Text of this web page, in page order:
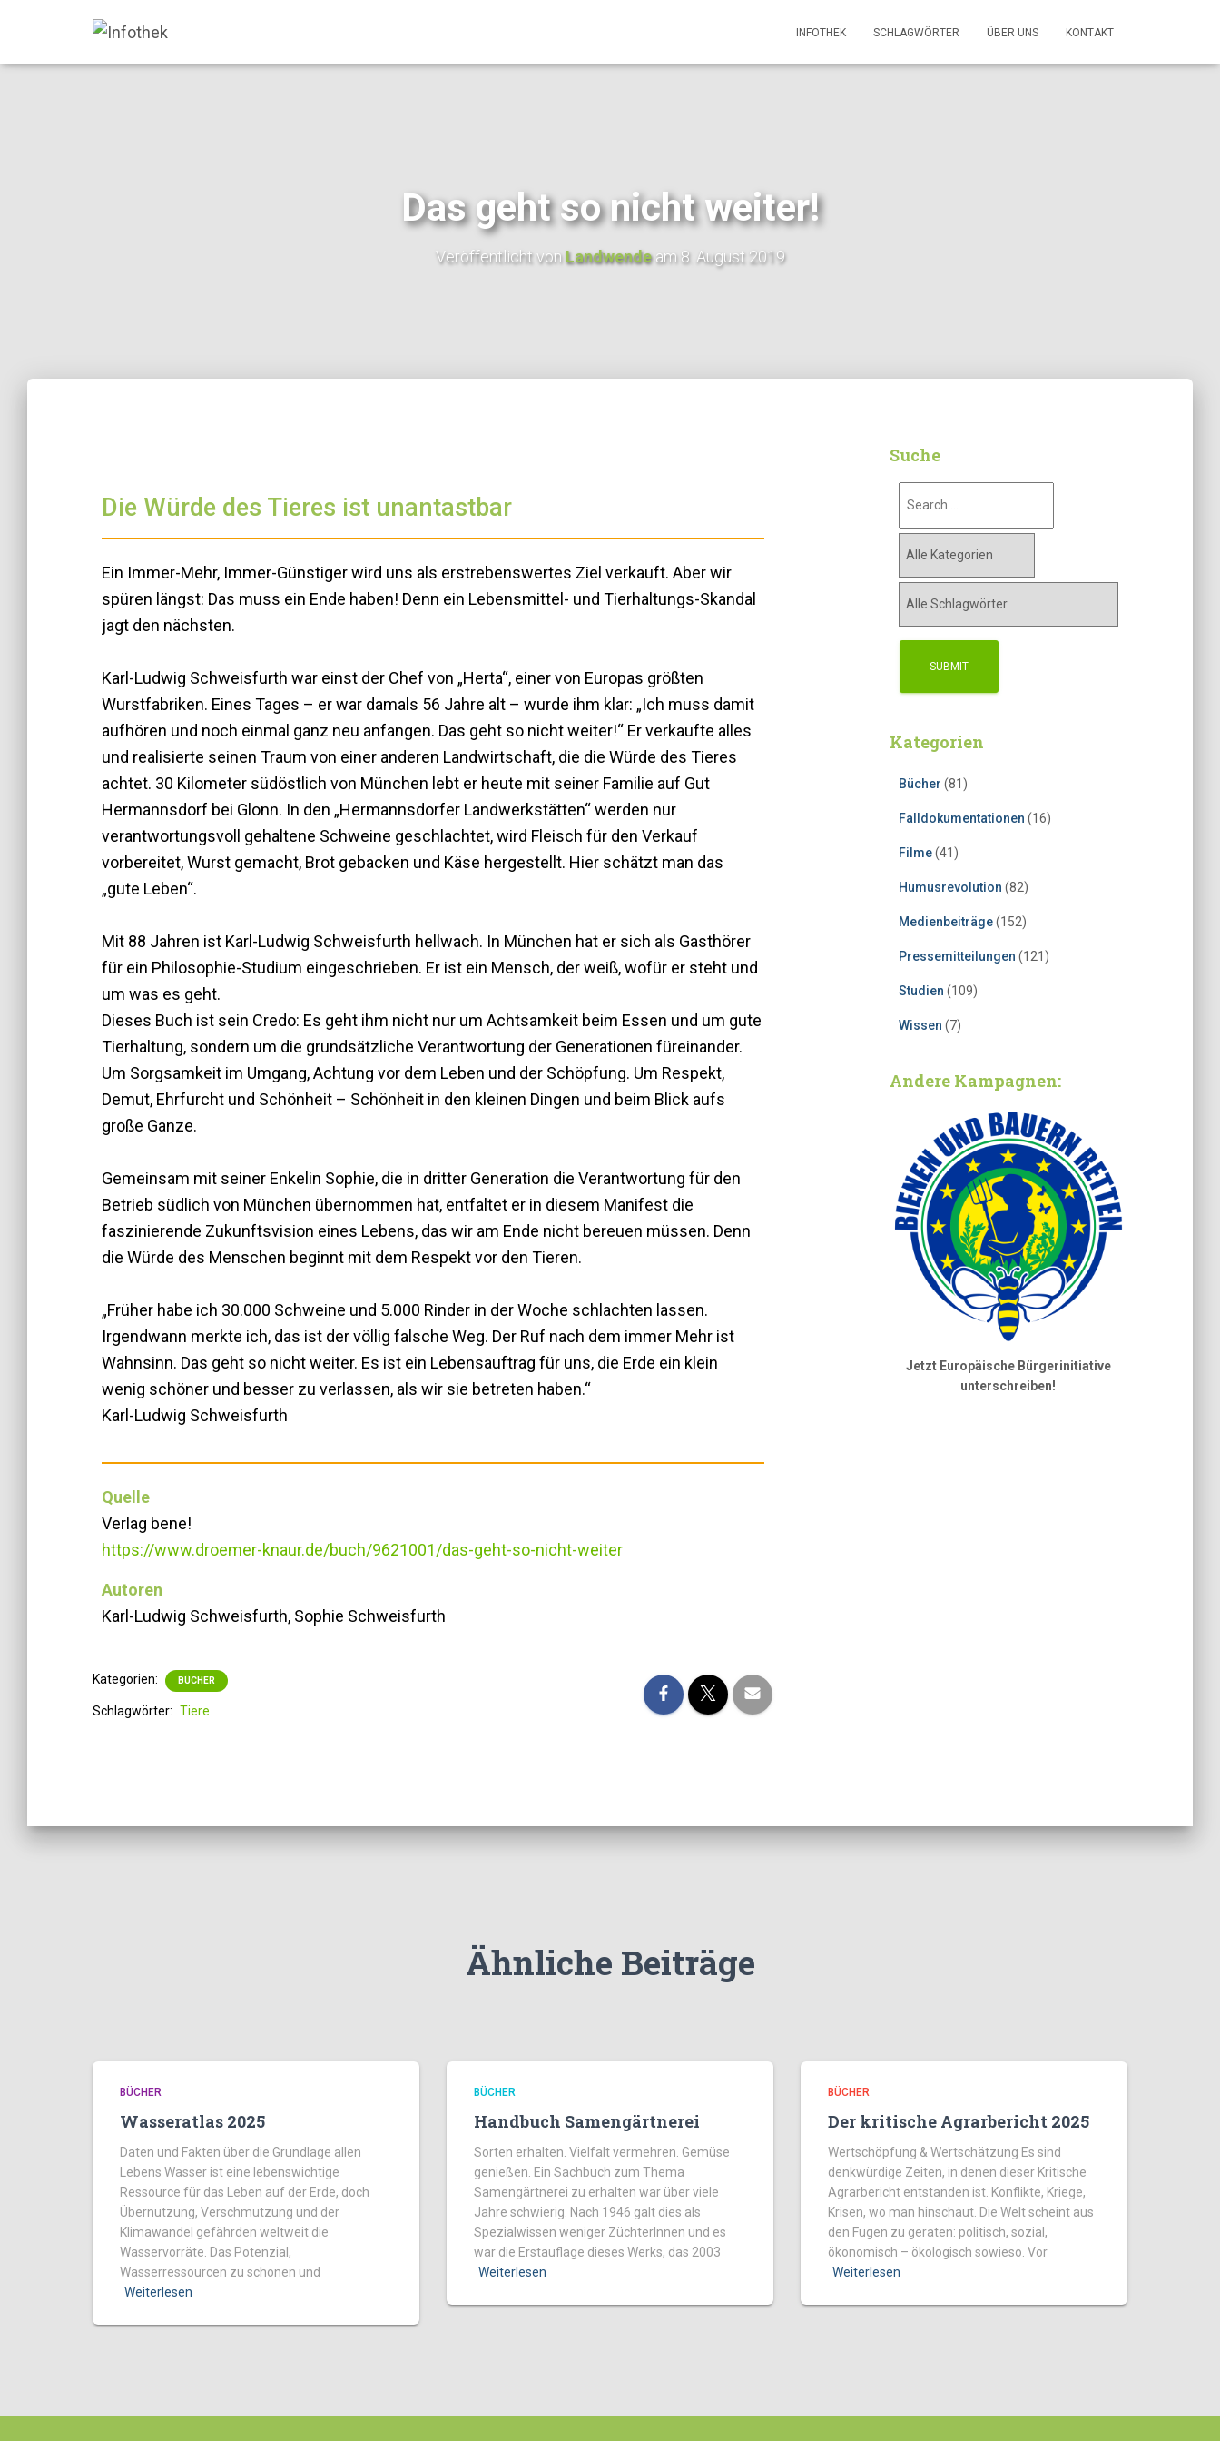
INFOTHEK SCHLAGWÖRTER ÜBER UNS KONTAKT
Das geht so nicht weiter!
Veröffentlicht vonLandwendeam8. August 2019
Die Würde des Tieres ist unantastbar
Ein Immer-Mehr, Immer-Günstiger wird uns als erstrebenswertes Ziel verkauft. Aber wir
spüren längst: Das muss ein Ende haben! Denn ein Lebensmittel- und Tierhaltungs-Skandal
jagt den nächsten.
Karl-Ludwig Schweisfurth war einst der Chef von „Herta“, einer von Europas größten
Wurstfabriken. Eines Tages – er war damals 56 Jahre alt – wurde ihm klar: „Ich muss damit
aufhören und noch einmal ganz neu anfangen. Das geht so nicht weiter!“ Er verkaufte alles
und realisierte seinen Traum von einer anderen Landwirtschaft, die die Würde des Tieres
achtet. 30 Kilometer südöstlich von München lebt er heute mit seiner Familie auf Gut
Hermannsdorf bei Glonn. In den „Hermannsdorfer Landwerkstätten“ werden nur
verantwortungsvoll gehaltene Schweine geschlachtet, wird Fleisch für den Verkauf
vorbereitet, Wurst gemacht, Brot gebacken und Käse hergestellt. Hier schätzt man das
„gute Leben“.
Mit 88 Jahren ist Karl-Ludwig Schweisfurth hellwach. In München hat er sich als Gasthörer
für ein Philosophie-Studium eingeschrieben. Er ist ein Mensch, der weiß, wofür er steht und
um was es geht.
Dieses Buch ist sein Credo: Es geht ihm nicht nur um Achtsamkeit beim Essen und um gute
Tierhaltung, sondern um die grundsätzliche Verantwortung der Generationen füreinander.
Um Sorgsamkeit im Umgang, Achtung vor dem Leben und der Schöpfung. Um Respekt,
Demut, Ehrfurcht und Schönheit – Schönheit in den kleinen Dingen und beim Blick aufs
große Ganze.
Gemeinsam mit seiner Enkelin Sophie, die in dritter Generation die Verantwortung für den
Betrieb südlich von München übernommen hat, entfaltet er in diesem Manifest die
faszinierende Zukunftsvision eines Lebens, das wir am Ende nicht bereuen müssen. Denn
die Würde des Menschen beginnt mit dem Respekt vor den Tieren.
„Früher habe ich 30.000 Schweine und 5.000 Rinder in der Woche schlachten lassen.
Irgendwann merkte ich, das ist der völlig falsche Weg. Der Ruf nach dem immer Mehr ist
Wahnsinn. Das geht so nicht weiter. Es ist ein Lebensauftrag für uns, die Erde ein klein
wenig schöner und besser zu verlassen, als wir sie betreten haben.“
Karl-Ludwig Schweisfurth
Quelle
Verlag bene!
https://www.droemer-knaur.de/buch/9621001/das-geht-so-nicht-weiter
Autoren
Karl-Ludwig Schweisfurth, Sophie Schweisfurth
Kategorien: BÜCHER
Schlagwörter: Tiere
Suche
Kategorien
Bücher (81)
Falldokumentationen (16)
Filme(41)
Humusrevolution (82)
Medienbeiträge(152)
Pressemitteilungen (121)
Studien (109)
Wissen (7)
Andere Kampagnen:
Jetzt Europäische Bürgerinitiative
unterschreiben!
Ähnliche Beiträge
BÜCHER
Wasseratlas 2025
Daten und Fakten über die Grundlage allen
Lebens Wasser ist eine lebenswichtige
Ressource für das Leben auf der Erde, doch
Übernutzung, Verschmutzung und der
Klimawandel gefährden weltweit die
Wasservorräte. Das Potenzial,
Wasserressourcen zu schonen und
Weiterlesen
BÜCHER
Handbuch Samengärtnerei
Sorten erhalten. Vielfalt vermehren. Gemüse
genießen. Ein Sachbuch zum Thema
Samengärtnerei zu erhalten war über viele
Jahre schwierig. Nach 1946 galt dies als
Spezialwissen weniger ZüchterInnen und es
war die Erstauflage dieses Werks, das 2003
Weiterlesen
BÜCHER
Der kritische Agrarbericht 2025
Wertschöpfung & Wertschätzung Es sind
denkwürdige Zeiten, in denen dieser Kritische
Agrarbericht entstanden ist. Konflikte, Kriege,
Krisen, wo man hinschaut. Die Welt scheint aus
den Fugen zu geraten: politisch, sozial,
ökonomisch – ökologisch sowieso. Vor
Weiterlesen